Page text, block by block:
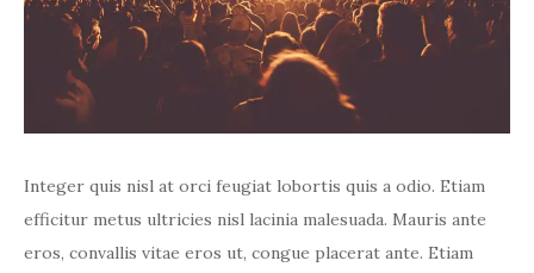
Integer quis nisl at orci feugiat lobortis quis a odio. Etiam
efficitur metus ultricies nisl lacinia malesuada. Mauris ante
eros, convallis vitae eros ut, congue placerat ante. Etiam